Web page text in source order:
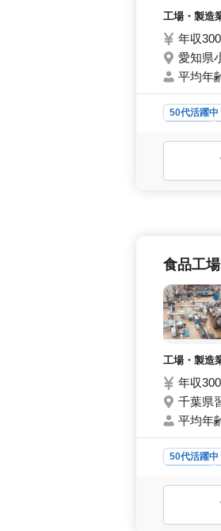
工場・製造
年収
愛知県
平均年
50代活躍中
おすす
＜安定し
す。 ＜
食品工
工場・製造
年収
千葉県
平均年
50代活躍中
おすす
＜中高年